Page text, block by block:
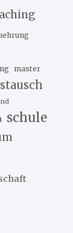
master
schule